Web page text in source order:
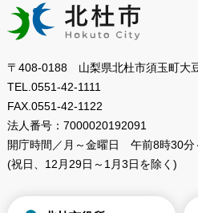
〒408-0188 山梨県北杜市須玉町大
TEL. 0551-42-1111
FAX. 0551-42-1122
法人番号： 7000020192091
開庁時間／月～金曜日
午前8時30分
(祝日、12月29日～1月3日を除く)